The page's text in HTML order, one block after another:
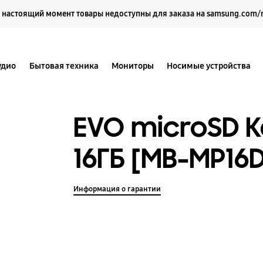
настоящий момент товары недоступны для заказа на samsung.com/
Бытовая техника Мониторы Носимые устройства
EVO microSD
16ГБ [MB-
Информация о гарантии